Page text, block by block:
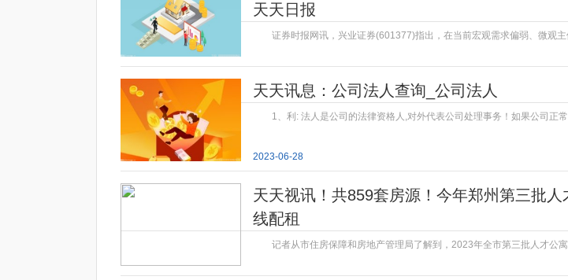
天天日报
证券时报网讯，兴业证券(601377)指出，在当前宏观需求偏弱、微观主
天天讯息：公司法人查询_公司法人
1、利: 法人是公司的法律资格人,对外代表公司处理事务！如果公司正
2023-06-28
天天视讯！共859套房源！今年郑州第三批人
线配租
记者从市住房保障和房地产管理局了解到，2023年全市第三批人才公寓